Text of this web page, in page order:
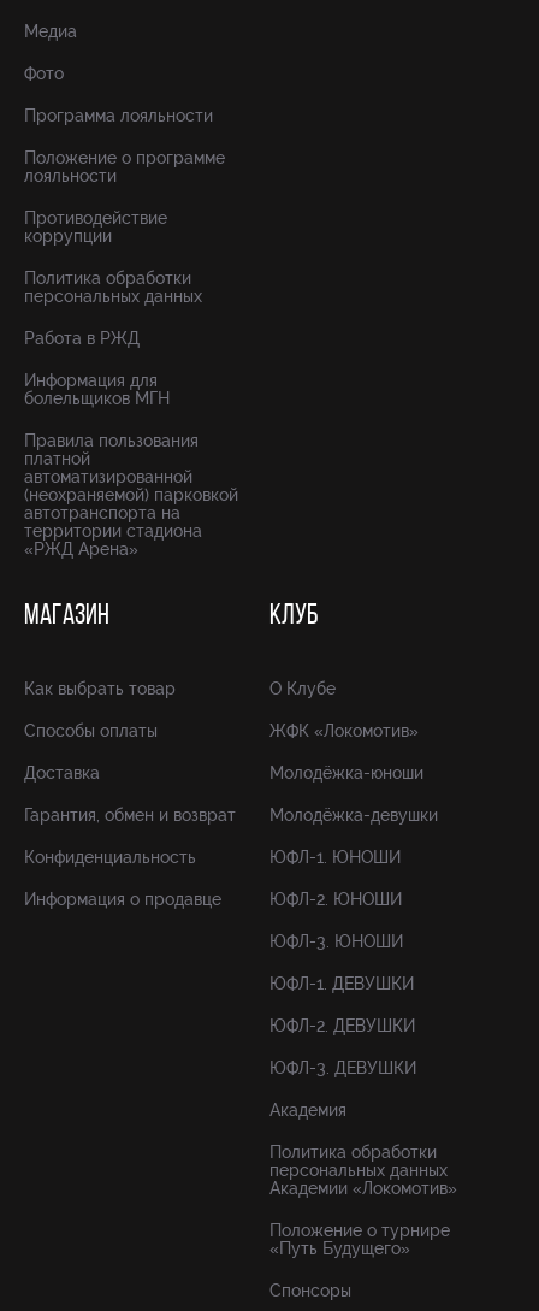
Медиа
Фото
Программа лояльности
Положение о программе
лояльности
Противодействие
коррупции
Политика обработки
персональных данных
Работа в РЖД
Информация для
болельщиков МГН
Правила пользования
платной
автоматизированной
(неохраняемой) парковкой
автотранспорта на
территории стадиона
«РЖД Арена»
МАГАЗИН
Как выбрать товар
Способы оплаты
Доставка
Гарантия, обмен и возврат
Конфиденциальность
Информация о продавце
КЛУБ
О Клубе
ЖФК «Локомотив»
Молодёжка-юноши
Молодёжка-девушки
ЮФЛ-1. ЮНОШИ
ЮФЛ-2. ЮНОШИ
ЮФЛ-3. ЮНОШИ
ЮФЛ-1. ДЕВУШКИ
ЮФЛ-2. ДЕВУШКИ
ЮФЛ-3. ДЕВУШКИ
Академия
Политика обработки
персональных данных
Академии «Локомотив»
Положение о турнире
«Путь Будущего»
Спонсоры